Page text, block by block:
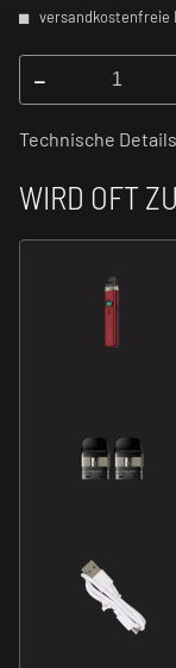
versandkostenfreie
-
Technische Details
WIRD OFT